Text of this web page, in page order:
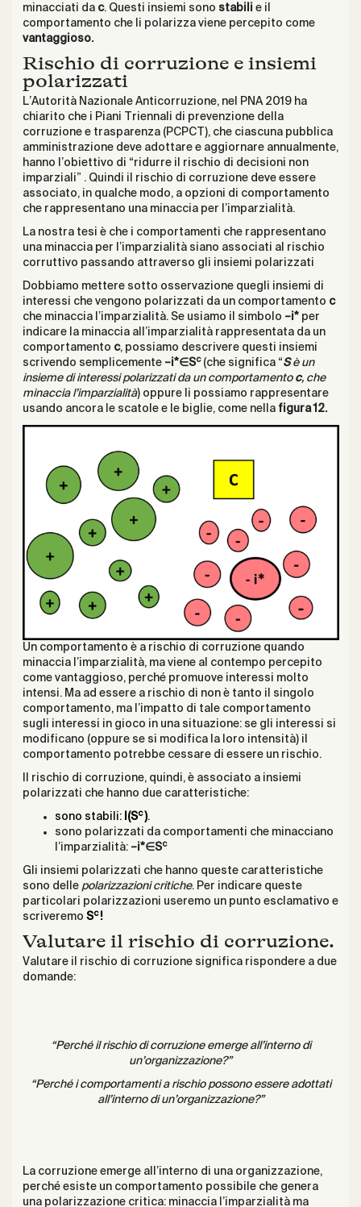
minacciati da c. Questi insiemi sono stabili e il
comportamento che li polarizza viene percepito come
vantaggioso.
Rischio di corruzione e insiemi
polarizzati
L’Autorità Nazionale Anticorruzione, nel PNA 2019 ha
chiarito che i Piani Triennali di prevenzione della
corruzione e trasparenza (PCPCT), che ciascuna pubblica
amministrazione deve adottare e aggiornare annualmente,
hanno l’obiettivo di “ridurre il rischio di decisioni non
imparziali” . Quindi il rischio di corruzione deve essere
associato, in qualche modo, a opzioni di comportamento
che rappresentano una minaccia per l’imparzialità.
La nostra tesi è che i comportamenti che rappresentano
una minaccia per l’imparzialità siano associati al rischio
corruttivo passando attraverso gli insiemi polarizzati
Dobbiamo mettere sotto osservazione quegli insiemi di
interessi che vengono polarizzati da un comportamento c
che minaccia l’imparzialità. Se usiamo il simbolo –i*per
indicare la minaccia all’imparzialità rappresentata da un
comportamento c, possiamo descrivere questi insiemi
scrivendo semplicemente –i*∈Sc (che significa “Sè un
insieme di interessi polarizzati da un comportamento c, che
minaccia l’imparzialità) oppure li possiamo rappresentare
usando ancora le scatole e le biglie, come nella figura 12.
Un comportamento è a rischio di corruzione quando
minaccia l’imparzialità, ma viene al contempo percepito
come vantaggioso, perché promuove interessi molto
intensi. Ma ad essere a rischio di non è tanto il singolo
comportamento, ma l’impatto di tale comportamento
sugli interessi in gioco in una situazione: se gli interessi si
modificano (oppure se si modifica la loro intensità) il
comportamento potrebbe cessare di essere un rischio.
Il rischio di corruzione, quindi, è associato a insiemi
polarizzati che hanno due caratteristiche:
sono stabili: I(Sc ).
sono polarizzati da comportamenti che minacciano
l’imparzialità: –i*∈Sc
Gli insiemi polarizzati che hanno queste caratteristiche
sono delle polarizzazioni critiche. Per indicare queste
particolari polarizzazioni useremo un punto esclamativo e
scriveremo Sc !
Valutare il rischio di corruzione.
Valutare il rischio di corruzione significa rispondere a due
domande:
“Perché il rischio di corruzione emerge all’interno di
un’organizzazione?”
“Perché i comportamenti a rischio possono essere adottati
all’interno di un’organizzazione?”
La corruzione emerge all’interno di una organizzazione,
perché esiste un comportamento possibile che genera
una polarizzazione critica: minaccia l’imparzialità ma